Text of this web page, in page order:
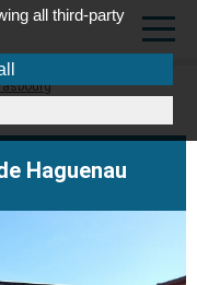
Haguenau
all third-party